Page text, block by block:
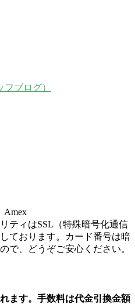
ブログ）
Amex
ティはSSL（特殊暗号化通信
ております。カード番号は暗
で、どうぞご安心ください。
ます。手数料は代金引換金額